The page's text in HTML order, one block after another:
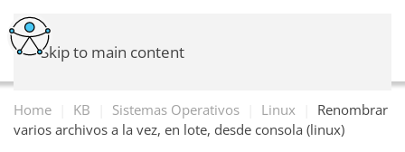
Skip to main content
Home KB Sistemas Operativos Linux
Renombrar
varios archivos a la vez, en lote, desde consola (linux)